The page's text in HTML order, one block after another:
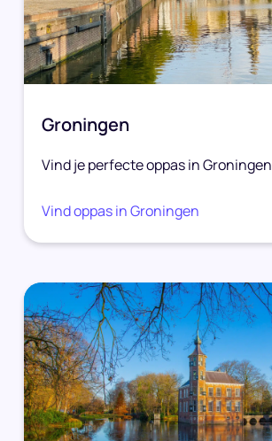
Groningen
Vind je perfecte oppas in Groningen
Vind oppas in Groningen